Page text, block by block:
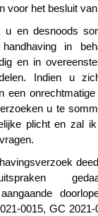
voor het besluit
u en desnoods
in
en in
Indien u
een
u te
plicht en zal
0015, GC 2021-